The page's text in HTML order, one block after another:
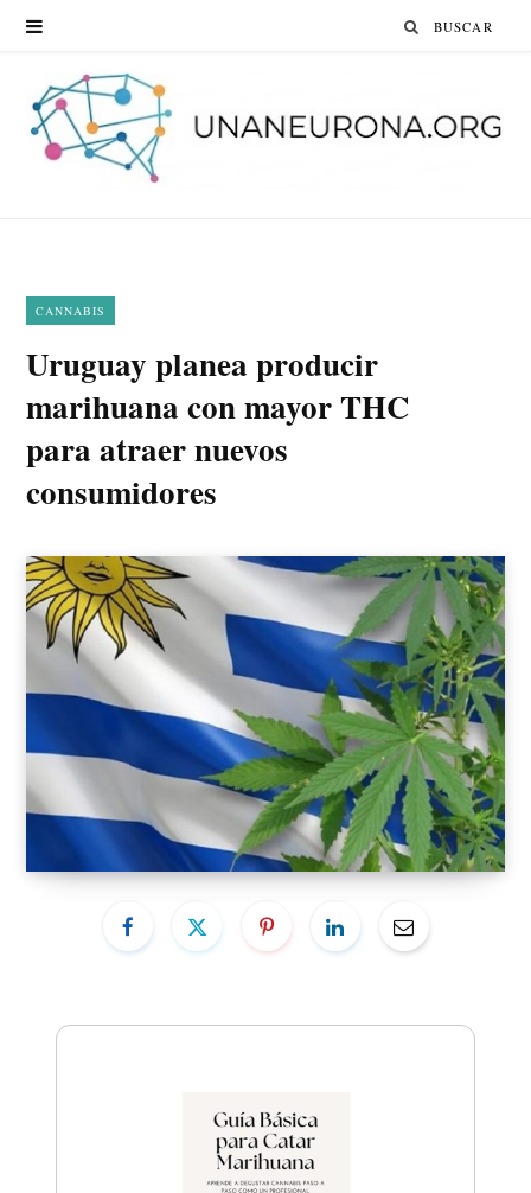
Search
CANNABIS
Uruguay planea producir
marihuana con mayor THC
para atraer nuevos
consumidores